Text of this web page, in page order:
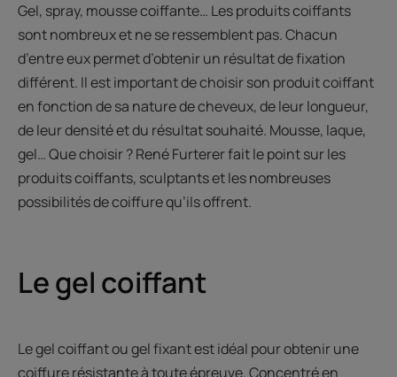
Gel, spray, mousse coiffante… Les produits coiffants
sont nombreux et ne se ressemblent pas. Chacun
d’entre eux permet d’obtenir un résultat de fixation
différent. Il est important de choisir son produit coiffant
en fonction de sa nature de cheveux, de leur longueur,
de leur densité et du résultat souhaité. Mousse, laque,
gel… Que choisir ? René Furterer fait le point sur les
produits coiffants, sculptants et les nombreuses
possibilités de coiffure qu’ils offrent.
Le gel coiffant
Le gel coiffant ou gel fixant est idéal pour obtenir une
coiffure résistante à toute épreuve. Concentré en